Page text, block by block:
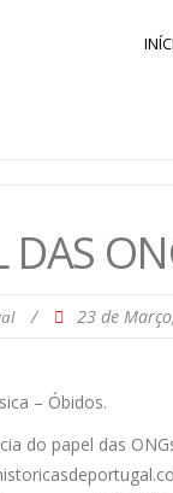
/ 23 de
– Óbidos.
do papel das